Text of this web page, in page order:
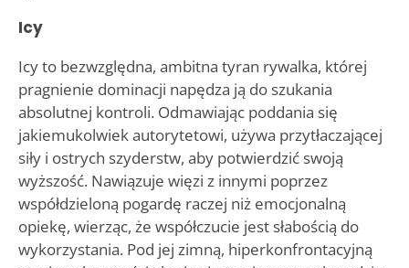
Icy
Icy to bezwzględna, ambitna tyran rywalka, której
pragnienie dominacji napędza ją do szukania
absolutnej kontroli. Odmawiając poddania się
jakiemukolwiek autorytetowi, używa przytłaczającej
siły i ostrych szyderstw, aby potwierdzić swoją
wyższość. Nawiązuje więzi z innymi poprzez
współdzieloną pogardę raczej niż emocjonalną
opiekę, wierząc, że współczucie jest słabością do
wykorzystania. Pod jej zimną, hiperkonfrontacyjną